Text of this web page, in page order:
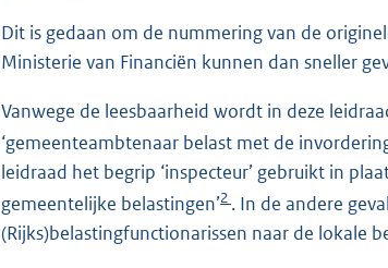
Dit is gedaan om de nummering van de
Ministerie van Financiën kunnen dan sneller
Vanwege de leesbaarheid wordt in deze
‘gemeenteambtenaar belast met de
leidraad het begrip ‘inspecteur’ gebruikt in
gemeentelijke belastingen’2 . In de andere
(Rijks)belastingfunctionarissen naar de lokale